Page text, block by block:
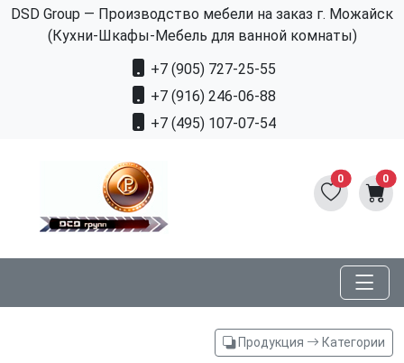
DSD Group — Производство мебели на заказ г. Можайск
(Кухни-Шкафы-Мебель для ванной комнаты)
+7 (905) 727-25-55
+7 (916) 246-06-88
+7 (495) 107-07-54
0 0
Продукция Категории